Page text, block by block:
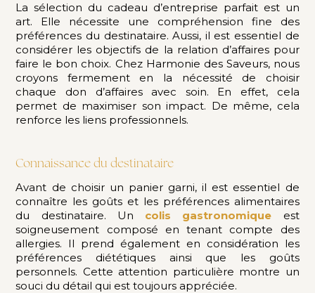
La sélection du cadeau d’entreprise parfait est un
art. Elle nécessite une compréhension fine des
préférences du destinataire. Aussi, il est essentiel de
considérer les objectifs de la relation d’affaires pour
faire le bon choix. Chez Harmonie des Saveurs, nous
croyons fermement en la nécessité de choisir
chaque don d’affaires avec soin. En effet, cela
permet de maximiser son impact. De même, cela
renforce les liens professionnels.
Connaissance du destinataire
Avant de choisir un panier garni, il est essentiel de
connaître les goûts et les préférences alimentaires
du destinataire. Un colis gastronomique est
soigneusement composé en tenant compte des
allergies. Il prend également en considération les
préférences diététiques ainsi que les goûts
personnels. Cette attention particulière montre un
souci du détail qui est toujours appréciée.